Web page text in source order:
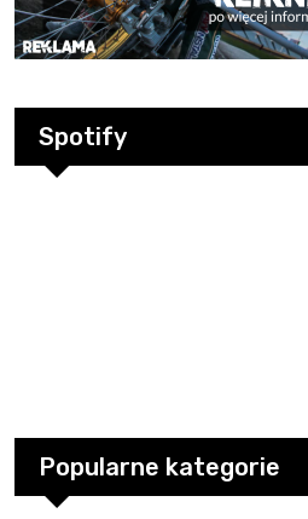
Spotify
Popularne kategorie